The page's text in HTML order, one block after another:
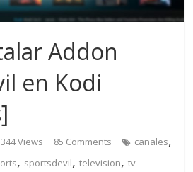
Addon
en Kodi
Views 85 Comments canales,
, sportsdevil,television,tv